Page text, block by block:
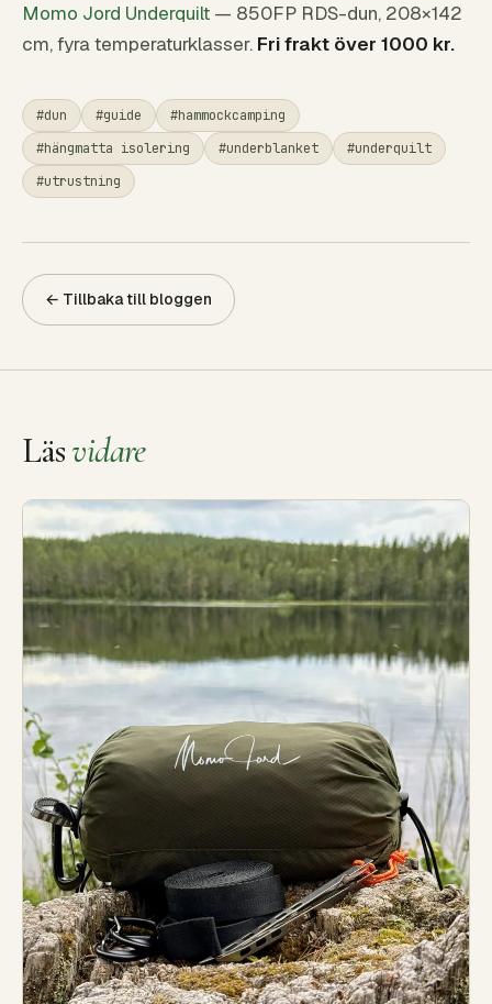
Momo Jord Underquilt — 850FP RDS-dun, 208×142
cm, fyra temperaturklasser. Fri frakt över 1000 kr.
#dun #guide
#hammockcamping
#hängmatta isolering
#underblanket
#underquilt
#utrustning
← Tillbaka till bloggen
Läsvidare